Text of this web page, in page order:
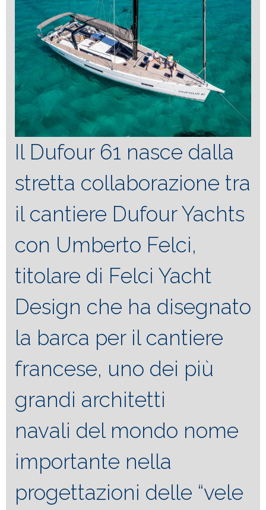
Il Dufour 61 nasce dalla
stretta collaborazione tra
il cantiere Dufour Yachts
con Umberto Felci,
titolare di Felci Yacht
Design che ha disegnato
la barca per il cantiere
francese, uno dei più
grandi architetti
navali del mondo nome
importante nella
progettazioni delle “vele